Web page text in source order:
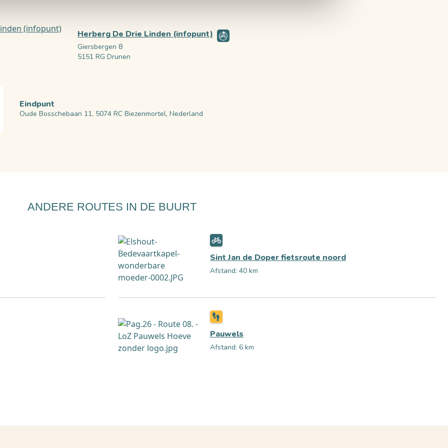
Herberg De Drie Linden (infopunt)
Giersbergen 8
5151 RG Drunen
Eindpunt
Oude Bosschebaan 11, 5074 RC Biezenmortel, Nederland
ANDERE ROUTES IN DE BUURT
Sint Jan de Doper fietsroute noord
Afstand: 40 km
Pauwels
Afstand: 6 km